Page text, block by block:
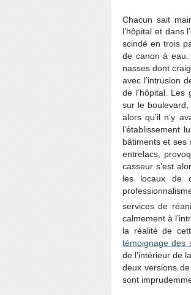
Chacun sait
l’hôpital et dans
scindé en trois
de canon à eau.
nasses dont
avec l’intrusion
de l’hôpital. Les
sur le
alors qu’il n’y
l’établissement
bâtiments et ses
entrelacs,
casseur s’est
les locaux de
services de
calmement à
la réalité de
témoignage des
de l’intérieur de
deux versions
sont